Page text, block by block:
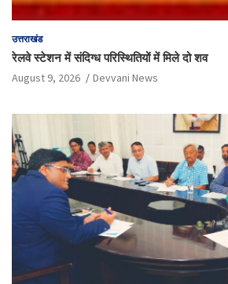
उत्तराखंड
रेलवे स्टेशन में संदिग्ध परिस्थितियों में मिले दो शव
August 9, 2026 Devvani News